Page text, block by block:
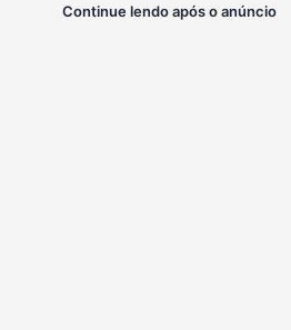
Continue lendo após o anúncio